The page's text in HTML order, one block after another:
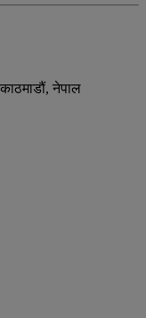
नेपाल